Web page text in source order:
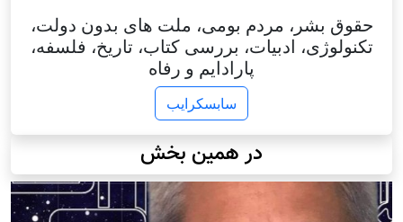
حقوق بشر، مردم بومی، ملت های بدون دولت،
تکنولوژی، ادبیات، بررسی کتاب، تاریخ، فلسفه،
پارادایم و رفاه
سابسکرایب
در همین بخش